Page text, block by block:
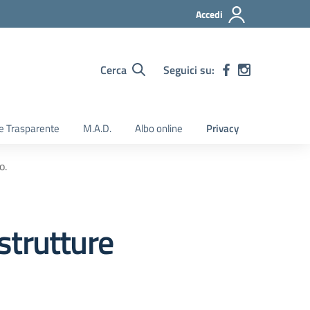
Accedi
Cerca Seguici su:
Trasparente M.A.D. Albo online Privacy